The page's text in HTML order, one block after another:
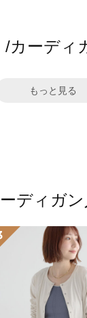
/カーデ
もっと見る
ディガ